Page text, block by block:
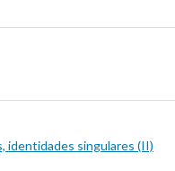
identidades singulares (II)